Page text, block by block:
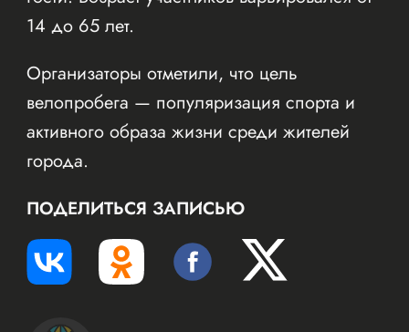
14 до 65 лет.
Организаторы отметили, что цель
велопробега — популяризация спорта и
активного образа жизни среди жителей
города.
ПОДЕЛИТЬСЯ ЗАПИСЬЮ